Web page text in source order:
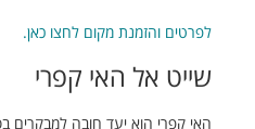
לפרטים והזמנת מקום לחצו כאן.
שייט אל האי קפרי
האי קפרי הוא יעד חובה למבקרים